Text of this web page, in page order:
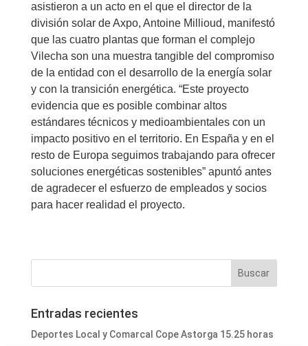
asistieron a un acto en el que el director de la
división solar de Axpo, Antoine Millioud, manifestó
que las cuatro plantas que forman el complejo
Vilecha son una muestra tangible del compromiso
de la entidad con el desarrollo de la energía solar
y con la transición energética. “Este proyecto
evidencia que es posible combinar altos
estándares técnicos y medioambientales con un
impacto positivo en el territorio. En España y en el
resto de Europa seguimos trabajando para ofrecer
soluciones energéticas sostenibles” apuntó antes
de agradecer el esfuerzo de empleados y socios
para hacer realidad el proyecto.
Entradas recientes
Deportes Local y Comarcal Cope Astorga 15.25 horas